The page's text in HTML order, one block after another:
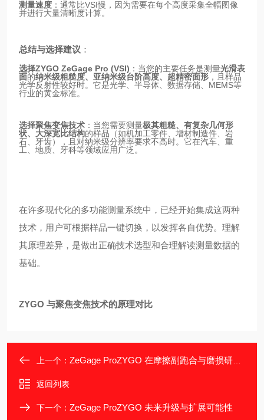
测量速度 ：通常比VSI慢，因为需要在每个高度采集全幅图像
并进行大量清晰度计算。
总结与选择建议 ：
选择ZYGO ZeGage Pro (VSI) ：当您的主要任务是测量光滑表
面的纳米级粗糙度、亚纳米级台阶高度、超精密面形 ，且样品
光学反射性较好时。它是光学、半导体、数据存储、MEMS等
行业的黄金标准。
选择聚焦变焦技术 ：当您需要测量极其粗糙、有复杂几何形
状、大深宽比结构的样品（如机加工零件、增材制造件、岩
石、牙齿），且对纳米级分辨率要求不高时。它在汽车、重
工、地质、牙科等领域应用广泛。
在许多现代化的多功能测量系统中，已经开始集成这两种
技术，用户可根据样品一键切换，以发挥各自优势。理解
其原理差异，是做出正确技术选型和合理解读测量数据的
基础。
ZYGO 与聚焦变焦技术的原理对比
上一个： ZeGage ProZYGO 在摩擦副跑合与磨损研究中的应用
返回列表
下一个： ZeGage ProZYGO 未来升级与扩展可能性